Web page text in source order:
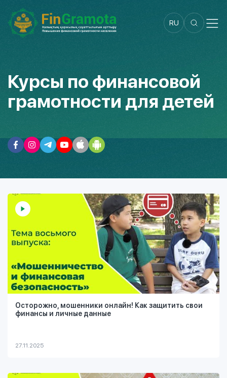
RU
Курсы по финансовой
грамотности для детей
Осторожно, мошенники онлайн! Как защитить свои
финансы и личные данные
27.11.2025